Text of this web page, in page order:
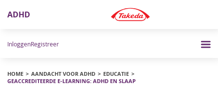
ADHD
InloggenRegistreer
HOME AANDACHT VOOR ADHD
EDUCATIE
GEACCREDITEERDE E-LEARNING: ADHD EN SLAAP